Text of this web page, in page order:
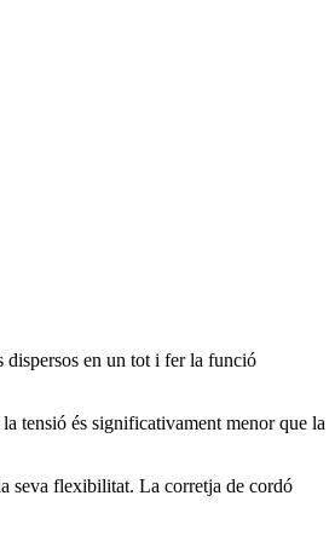
dispersos en un tot i fer la funció
tensió és significativament menor que la
seva flexibilitat. La corretja de cordó